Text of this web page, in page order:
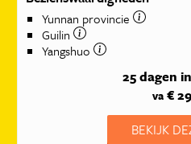
Yunnan provincie
Guilin
Yangshuo
25 dagen
va €
BEKIJK